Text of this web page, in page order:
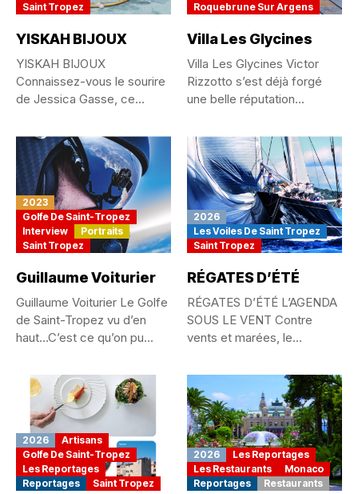
Saint Tropez
YISKAH BIJOUX
YISKAH BIJOUX
Connaissez-vous le sourire
de Jessica Gasse, ce
Roquebrune Sur Argens
Villa Les Glycines
Villa Les Glycines Victor
Rizzotto s’est déjà forgé
une belle réputation
2023
Golfe De Saint-Tropez
Interview
Portraits
Saint Tropez
Guillaume Voiturier
Guillaume Voiturier Le Golfe
de Saint-Tropez vu d’en
haut…C’est ce qu’on pu...
2026
Les Voiles De Saint Tropez
Saint Tropez
RÉGATES D’ÉTÉ
RÉGATES D’ÉTÉ L’AGENDA
SOUS LE VENT Contre
vents et marées, le
2026
Artisans
Golfe De Saint-Tropez
Les Reportages
Reportages
Saint Tropez
2026
Les Reportages
Les Restaurants
Monaco
Reportages
Restaurants